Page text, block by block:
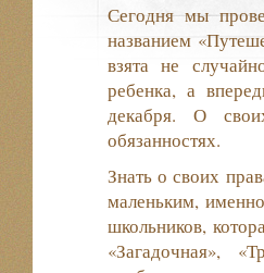
Сегодня мы
названием
взята не
ребенка, а
декабря. О
обязанностях.
Знать о своих
маленьким,
школьников,
«Загадочная»,